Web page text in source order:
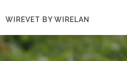
WIREVET BY WIRELAN